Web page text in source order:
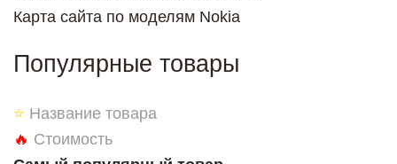
Карта сайта по моделям Nokia
Популярные товары
⭐ Название товара
🔥 Стоимость